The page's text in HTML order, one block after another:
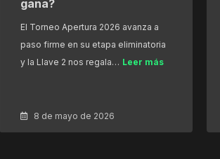
gana?
El Torneo Apertura 2026 avanza a
paso firme en su etapa eliminatoria
y la Llave 2 nos regala… Leer más
8 de mayo de 2026